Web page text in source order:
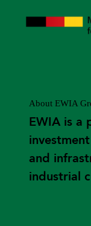
About EWIA
EWIA is a
and
industrial